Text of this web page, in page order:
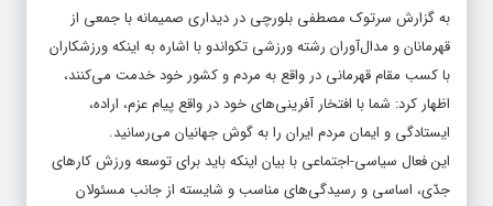
به گزارش سرتوک مصطفی بلورچی در دیداری صمیمانه با جمعی از
قهرمانان و مدال‌آوران رشته ورزشی تکواندو با اشاره به اینکه ورزشکاران
با کسب مقام قهرمانی در واقع به مردم و کشور خود خدمت می‌کنند،
اظهار کرد: شما با افتخار آفرینی‌های خود در واقع پیام عزم، اراده،
ایستادگی و ایمان مردم ایران را به گوش جهانیان می‌رسانید.
این فعال سیاسی-اجتماعی با بیان اینکه باید برای توسعه ورزش کارهای
جدّی، اساسی و رسیدگی‌های مناسب و شایسته از جانب مسئولان